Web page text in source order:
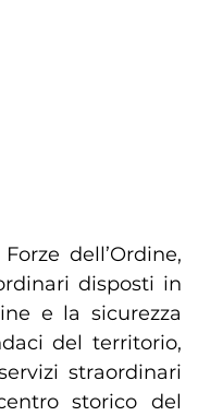
dell’Ordine,
disposti in
e la sicurezza
del territorio,
straordinari
storico del